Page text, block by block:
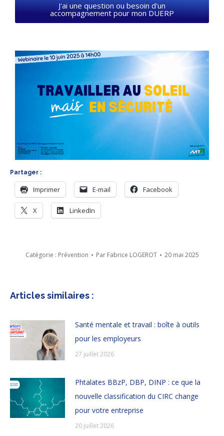
J'ai une question ou besoin d'un
accompagnement pour mon DUERP
Partager :
Imprimer E-mail Facebook
X LinkedIn
Catégorie : Prévention Par Fabrice LOGEROT 20 mai 2025
Articles similaires :
Santé mentale et travail : boîte à outils
pour les employeurs
27 juillet 2026
Phtalates BBzP, DBP, DINP : ce que la
nouvelle classification du CIRC change
pour votre entreprise
20 juillet 2026